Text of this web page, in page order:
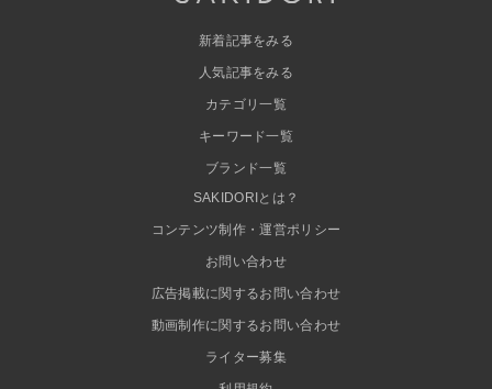
新着記事をみる
人気記事をみる
カテゴリ一覧
キーワード一覧
ブランド一覧
SAKIDORIとは？
コンテンツ制作・運営ポリシー
お問い合わせ
広告掲載に関するお問い合わせ
動画制作に関するお問い合わせ
ライター募集